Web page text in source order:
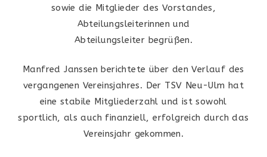
sowie die Mitglieder des Vorstandes,
Abteilungsleiterinnen und
Abteilungsleiter begrüßen.
Manfred Janssen berichtete über den Verlauf des
vergangenen Vereinsjahres. Der TSV Neu-Ulm hat
eine stabile Mitgliederzahl und ist sowohl
sportlich, als auch finanziell, erfolgreich durch das
Vereinsjahr gekommen.